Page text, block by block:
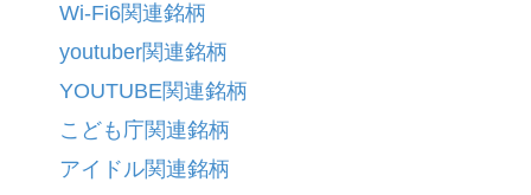
Wi-Fi6関連銘柄
youtuber関連銘柄
YOUTUBE関連銘柄
こども庁関連銘柄
アイドル関連銘柄